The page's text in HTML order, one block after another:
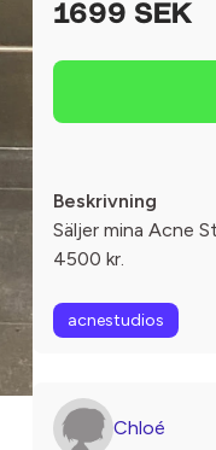
1699 SEK
Beskrivning
Säljer mina Acne
4500 kr.
acnestudios
Chloé